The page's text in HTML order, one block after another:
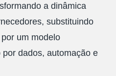
a dinâmica
substituindo
um modelo
dados, automação e